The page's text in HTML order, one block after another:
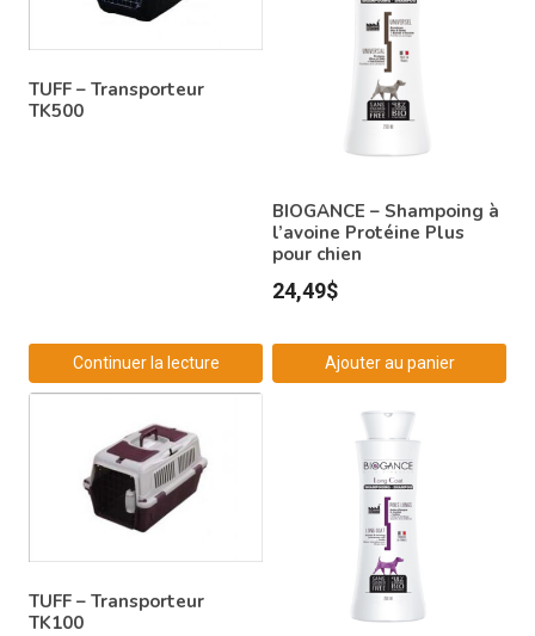
TUFF – Transporteur
TK500
Continuer la lecture
BIOGANCE – Shampoing à
l’avoine Protéine Plus
pour chien
24,49$
Ajouter au panier
TUFF – Transporteur
TK100